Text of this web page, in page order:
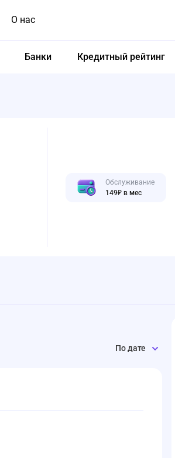
О нас
Банки Кредитный рейтинг
Обслуживание
149₽ в мес
По дате